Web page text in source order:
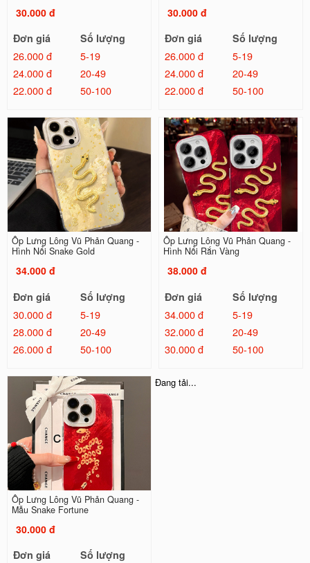
30.000 đ
Đơn giá
Số lượng
26.000 đ
5-19
24.000 đ
20-49
22.000 đ
50-100
30.000 đ
Đơn giá
Số lượng
26.000 đ
5-19
24.000 đ
20-49
22.000 đ
50-100
Ốp Lưng Lông Vũ Phản Quang -
Hình Nổi Snake Gold
34.000 đ
Đơn giá
Số lượng
30.000 đ
5-19
28.000 đ
20-49
26.000 đ
50-100
Ốp Lưng Lông Vũ Phản Quang -
Hình Nổi Rắn Vàng
38.000 đ
Đơn giá
Số lượng
34.000 đ
5-19
32.000 đ
20-49
30.000 đ
50-100
Ốp Lưng Lông Vũ Phản Quang -
Mẫu Snake Fortune
30.000 đ
Đơn giá
Số lượng